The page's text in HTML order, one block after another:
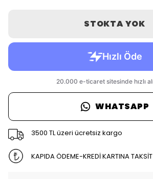
STOKTA YOK
WHATSAPP
3500 TL üzeri ücretsiz kargo
KAPIDA ÖDEME-KREDİ KARTINA TAKSİT